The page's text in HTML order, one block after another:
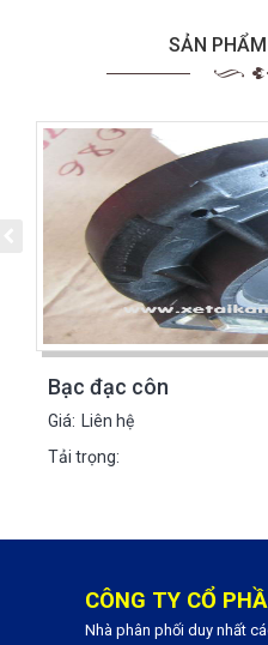
SẢN
Bạc đạc côn
Giá:
Liên hệ
Tải trọng:
CÔNG TY CỔ
Nhà phân phối duy nhất